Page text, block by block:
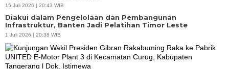
15 Juli 2026 | 20:43 WIB
Diakui dalam Pengelolaan dan Pembangunan
Infrastruktur, Banten Jadi Pelatihan Timor Leste
1 Juli 2026 | 20:38 WIB